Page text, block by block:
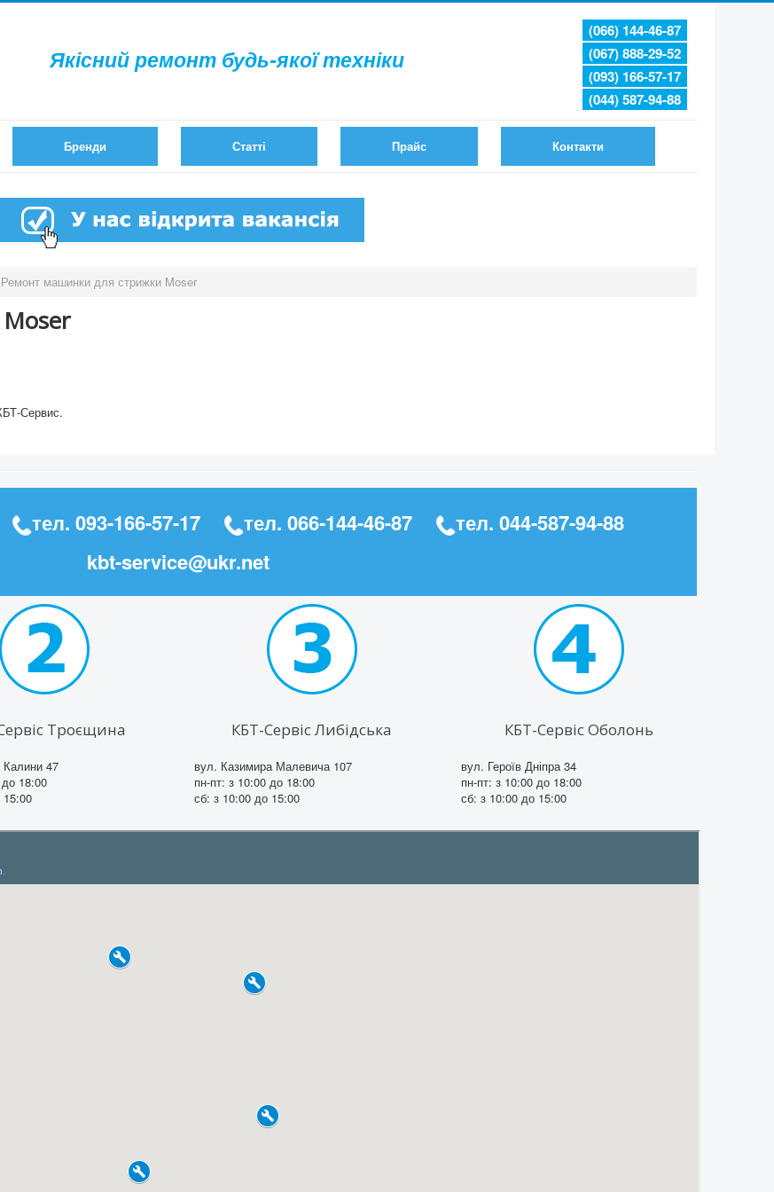
Якісний ремонт будь-якої техніки
(066) 144-46-87
(067) 888-29-52
(093) 166-57-17
(044) 587-94-88
Бренди Статті Прайс Контакти
Ремонт машинки для стрижки Moser
Сервис.
тел. 093-166-57-17 тел. 066-144-46-87 тел. 044-587-94-88
kbt-service@ukr.net
Троєщина
Калини 47
18:00
15:00
КБТ-Сервіс Либідська
вул. Казимира Малевича 107
пн-пт: з 10:00 до 18:00
сб: з 10:00 до 15:00
КБТ-Сервіс Оболонь
вул. Героїв Дніпра 34
пн-пт: з 10:00 до 18:00
сб: з 10:00 до 15:00